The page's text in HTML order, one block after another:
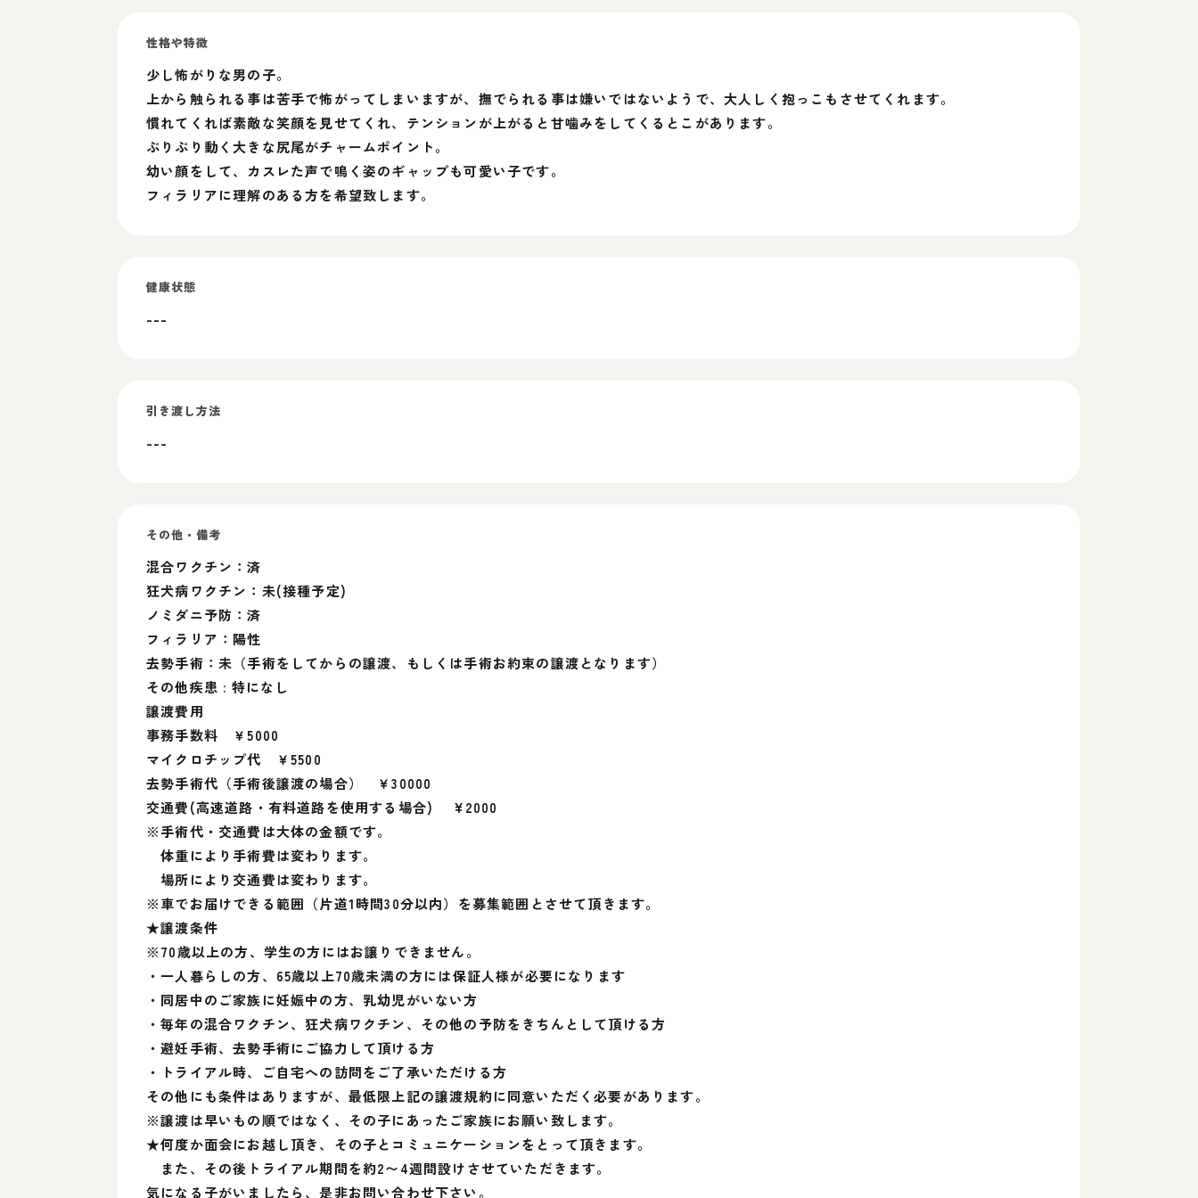
性格や特徴
少し怖がりな男の子。
上から触られる事は苦手で怖がってしまいますが、撫でられる事は嫌いではないようで、大人しく抱っこもさせてくれます。
慣れてくれば素敵な笑顔を見せてくれ、テンションが上がると甘噛みをしてくるとこがあります。
ぷりぷり動く大きな尻尾がチャームポイント。
幼い顔をして、カスレた声で鳴く姿のギャップも可愛い子です。
フィラリアに理解のある方を希望致します。
健康状態
---
引き渡し方法
---
その他・備考
混合ワクチン：済
狂犬病ワクチン：未(接種予定)
ノミダニ予防：済
フィラリア：陽性
去勢手術：未（手術をしてからの譲渡、もしくは手術お約束の譲渡となります）
その他疾患 : 特になし
譲渡費用
事務手数料 ￥5000
マイクロチップ代 ￥5500
去勢手術代（手術後譲渡の場合） ￥30000
交通費(高速道路・有料道路を使用する場合) ¥2000
※手術代・交通費は大体の金額です。
体重により手術費は変わります。
場所により交通費は変わります。
※車でお届けできる範囲（片道1時間30分以内）を募集範囲とさせて頂きます。
★譲渡条件
※70歳以上の方、学生の方にはお譲りできません。
・一人暮らしの方、65歳以上70歳未満の方には保証人様が必要になります
・同居中のご家族に妊娠中の方、乳幼児がいない方
・毎年の混合ワクチン、狂犬病ワクチン、その他の予防をきちんとして頂ける方
・避妊手術、去勢手術にご協力して頂ける方
・トライアル時、ご自宅への訪問をご了承いただける方
その他にも条件はありますが、最低限上記の譲渡規約に同意いただく必要があります。
※譲渡は早いもの順ではなく、その子にあったご家族にお願い致します。
★何度か面会にお越し頂き、その子とコミュニケーションをとって頂きます。
また、その後トライアル期間を約2〜4週間設けさせていただきます。
気になる子がいましたら、是非お問い合わせ下さい。